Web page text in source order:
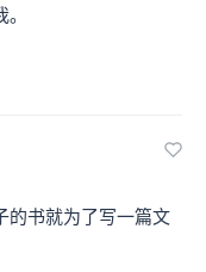
的书就为了写一篇文